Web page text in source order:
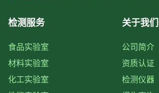
检测服务
食品实验室
材料实验室
化工实验室
关于我们
公司简介
资质认证
检测仪器